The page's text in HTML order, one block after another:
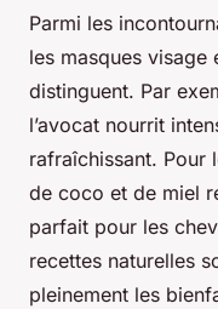
Parmi les
les masques visage
distinguent. Par
l’avocat nourrit
rafraîchissant. Pour
de coco et de miel
parfait pour les
recettes naturelles
pleinement les